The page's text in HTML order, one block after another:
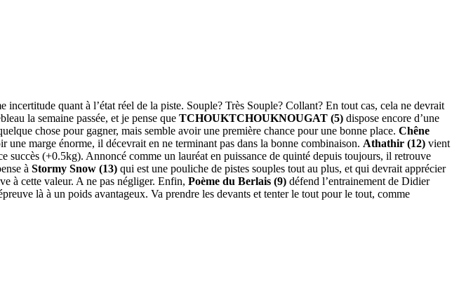
quant à l’état réel de la piste. Souple? Très Souple? Collant? En tout cas, cela ne devrait
la semaine passée, et je pense que TCHOUKTCHOUKNOUGAT (5) dispose encore d’une
chose pour gagner, mais semble avoir une première chance pour une bonne place. Chêne
marge énorme, il décevrait en ne terminant pas dans la bonne combinaison. Athathir (12) vient
succès (+0.5kg). Annoncé comme un lauréat en puissance de quinté depuis toujours, il retrouve
à Stormy Snow (13) qui est une pouliche de pistes souples tout au plus, et qui devrait apprécier
à cette valeur. A ne pas négliger. Enfin, Poème du Berlais (9) défend l’entrainement de Didier
là à un poids avantageux. Va prendre les devants et tenter le tout pour le tout, comme